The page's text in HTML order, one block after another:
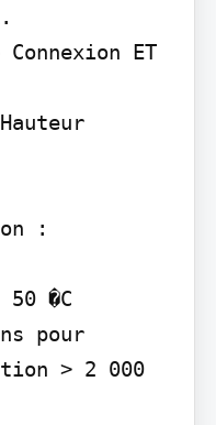
ET
:
50 �C
pour
> 2 000